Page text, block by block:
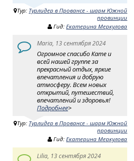
Тур: Турлидер в Провансе - шарм Южной
провинции
Гид:Екатерина Меркулова
Maria, 13 сентября 2024
Огромное спасибо Кате и
всей нашей группе за
прекрасный отдых, яркие
впечатления и добрую
атмосферу. Всем новых
открытий, путешествий,
впечатлений и здоровья!
Подробнее>
Тур: Турлидер в Провансе - шарм Южной
провинции
Гид:Екатерина Меркулова
Lilia, 13 сентября 2024